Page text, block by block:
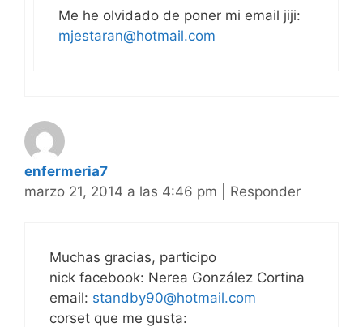
Me he olvidado de poner mi email jiji:
mjestaran@hotmail.com
enfermeria7
marzo 21, 2014 a las 4:46 pm
Responder
Muchas gracias, participo
nick facebook: Nerea González Cortina
email: standby90@hotmail.com
corset que me gusta: